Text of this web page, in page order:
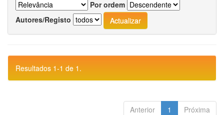
Por ordem
Autores/Registo
Resultados 1-1 de 1.
Anterior 1 Próxima